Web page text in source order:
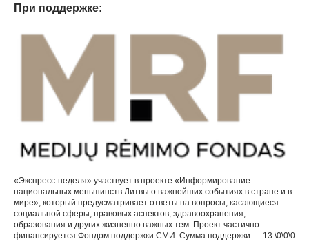
При поддержке:
«Экспресс-неделя» участвует в проекте «Информирование
национальных меньшинств Литвы о важнейших событиях в стране и в
мире», который предусматривает ответы на вопросы, касающиеся
социальной сферы, правовых аспектов, здравоохранения,
образования и других жизненно важных тем. Проект частично
финансируется Фондом поддержки СМИ. Сумма поддержки — 13 \0\0\0